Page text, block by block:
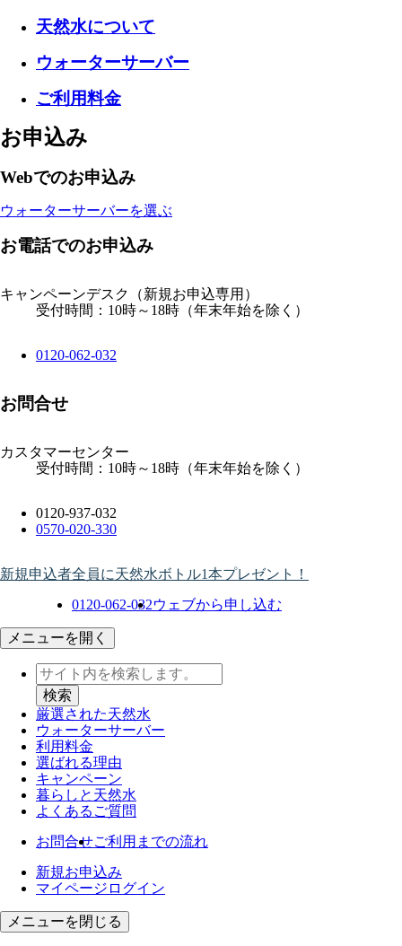
天然水について
ウォーターサーバー
ご利用料金
お申込み
Webでのお申込み
ウォーターサーバーを選ぶ
お電話でのお申込み
キャンペーンデスク
（新規お申込専用）
受付時間：10時～18時（年末年始を除く）
0120-062-032
お問合せ
カスタマーセンター
受付時間：10時～18時（年末年始を除く）
0120-937-032
0570-020-330
新規申込者全員に天然水ボトル1本プレゼント！
0120-062-032ウェブから申し込む
メニューを開く
厳選された天然水
ウォーターサーバー
利用料金
選ばれる理由
キャンペーン
暮らしと天然水
よくあるご質問
お問合せご利用までの流れ
新規お申込み
マイページログイン
メニューを閉じる